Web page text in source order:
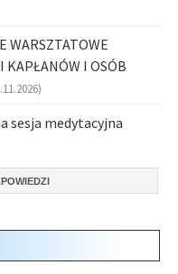
WARSZTATOWE
KAPŁANÓW I OSÓB
sesja medytacyjna